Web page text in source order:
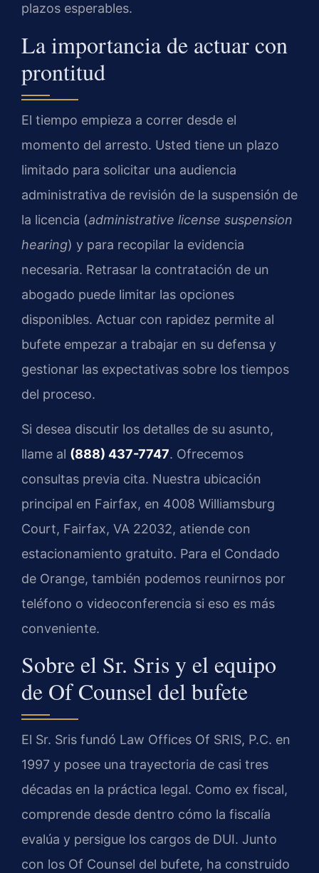
plazos esperables.
La importancia de actuar con
prontitud
El tiempo empieza a correr desde el
momento del arresto. Usted tiene un plazo
limitado para solicitar una audiencia
administrativa de revisión de la suspensión de
la licencia (administrative license suspension
hearing) y para recopilar la evidencia
necesaria. Retrasar la contratación de un
abogado puede limitar las opciones
disponibles. Actuar con rapidez permite al
bufete empezar a trabajar en su defensa y
gestionar las expectativas sobre los tiempos
del proceso.
Si desea discutir los detalles de su asunto,
llame al (888) 437-7747. Ofrecemos
consultas previa cita. Nuestra ubicación
principal en Fairfax, en 4008 Williamsburg
Court, Fairfax, VA 22032, atiende con
estacionamiento gratuito. Para el Condado
de Orange, también podemos reunirnos por
teléfono o videoconferencia si eso es más
conveniente.
Sobre el Sr. Sris y el equipo
de Of Counsel del bufete
El Sr. Sris fundó Law Offices Of SRIS, P.C. en
1997 y posee una trayectoria de casi tres
décadas en la práctica legal. Como ex fiscal,
comprende desde dentro cómo la fiscalía
evalúa y persigue los cargos de DUI. Junto
con los Of Counsel del bufete, ha construido